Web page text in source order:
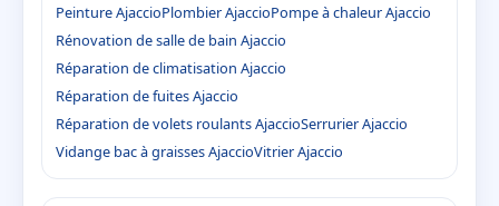
Peinture AjaccioPlombier AjaccioPompe à chaleur Ajaccio
Rénovation de salle de bain Ajaccio
Réparation de climatisation Ajaccio
Réparation de fuites Ajaccio
Réparation de volets roulants AjaccioSerrurier Ajaccio
Vidange bac à graisses AjaccioVitrier Ajaccio